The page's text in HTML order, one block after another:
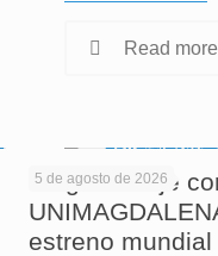
Read more
5 de agosto de 2026
Largometraje
estreno